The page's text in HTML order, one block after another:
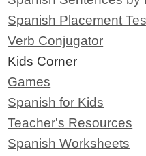
Spanish Placement
Verb Conjugator
Kids Corner
Games
Spanish for Kids
Teacher's Resources
Spanish Worksheets